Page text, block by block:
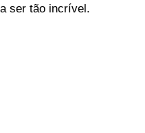
ser tão incrível.